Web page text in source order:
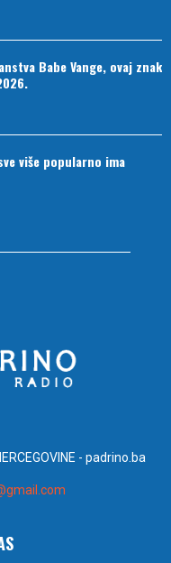
Babe Vange, ovaj znak
više popularno ima
- padrino.ba